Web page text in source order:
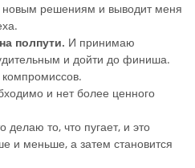
решениям и выводит меня
полпути. И принимаю
и дойти до финиша.
и нет более ценного
делаю то, что пугает, и это
и меньше, а затем становится